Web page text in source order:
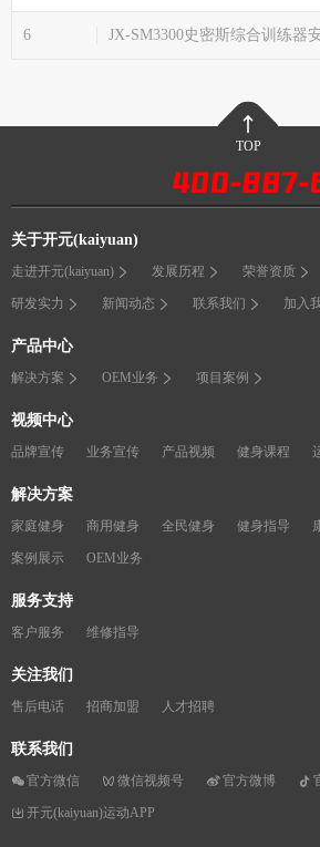
6 JX-SM3300史密斯综合训练器
TOP
关于开元(kaiyuan)
走进开元(kaiyuan) 发展历程 荣誉资质
研发实力 新闻动态 联系我们 加入
产品中心
解决方案 OEM业务 项目案例
视频中心
品牌宣传 业务宣传 产品视频 健身课程
解决方案
家庭健身 商用健身 全民健身 健身指导
案例展示 OEM业务
服务支持
客户服务 维修指导
关注我们
售后电话 招商加盟 人才招聘
联系我们
官方微信 微信视频号 官方微博
开元(kaiyuan)运动APP